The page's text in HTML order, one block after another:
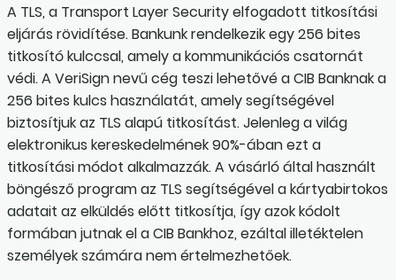
A TLS, a Transport Layer Security elfogadott titkosítási
eljárás rövidítése. Bankunk rendelkezik egy 256 bites
titkosító kulccsal, amely a kommunikációs csatornát
védi. A VeriSign nevű cég teszi lehetővé a CIB Banknak a
256 bites kulcs használatát, amely segítségével
biztosítjuk az TLS alapú titkosítást. Jelenleg a világ
elektronikus kereskedelmének 90%-ában ezt a
titkosítási módot alkalmazzák. A vásárló által használt
böngésző program az TLS segítségével a kártyabirtokos
adatait az elküldés előtt titkosítja, így azok kódolt
formában jutnak el a CIB Bankhoz, ezáltal illetéktelen
személyek számára nem értelmezhetőek.